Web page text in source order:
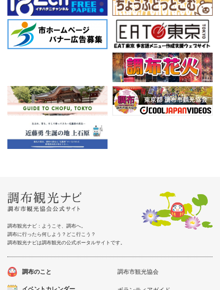
調布観光ナビ：ようこそ、調布へ。
調布に行ったら何しよう？どこ行こう？
調布観光ナビは調布観光の公式ポータルサイトです。
調布のこと 調布市観光協会